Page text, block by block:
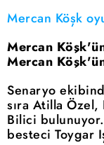
Mercan Köşk
Mercan
Mercan
Senaryo
sıra Atilla
Bilici
besteci Toygar